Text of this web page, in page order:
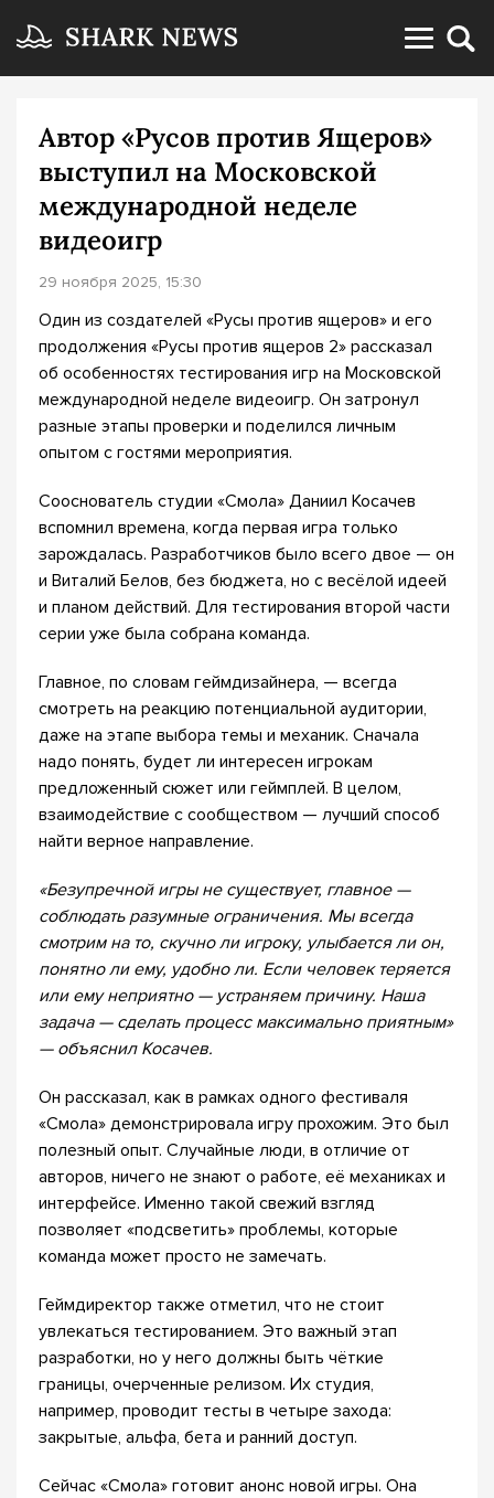
Автор «Русов против Ящеров»
выступил на Московской
международной неделе
видеоигр
29 ноября 2025, 15:30
Один из создателей «Русы против ящеров» и его
продолжения «Русы против ящеров 2» рассказал
об особенностях тестирования игр на Московской
международной неделе видеоигр. Он затронул
разные этапы проверки и поделился личным
опытом с гостями мероприятия.
Сооснователь студии «Смола» Даниил Косачев
вспомнил времена, когда первая игра только
зарождалась. Разработчиков было всего двое — он
и Виталий Белов, без бюджета, но с весёлой идеей
и планом действий. Для тестирования второй части
серии уже была собрана команда.
Главное, по словам геймдизайнера, — всегда
смотреть на реакцию потенциальной аудитории,
даже на этапе выбора темы и механик. Сначала
надо понять, будет ли интересен игрокам
предложенный сюжет или геймплей. В целом,
взаимодействие с сообществом — лучший способ
найти верное направление.
«Безупречной игры не существует, главное —
соблюдать разумные ограничения. Мы всегда
смотрим на то, скучно ли игроку, улыбается ли он,
понятно ли ему, удобно ли. Если человек теряется
или ему неприятно — устраняем причину. Наша
задача — сделать процесс максимально приятным»
— объяснил Косачев.
Он рассказал, как в рамках одного фестиваля
«Смола» демонстрировала игру прохожим. Это был
полезный опыт. Случайные люди, в отличие от
авторов, ничего не знают о работе, её механиках и
интерфейсе. Именно такой свежий взгляд
позволяет «подсветить» проблемы, которые
команда может просто не замечать.
Геймдиректор также отметил, что не стоит
увлекаться тестированием. Это важный этап
разработки, но у него должны быть чёткие
границы, очерченные релизом. Их студия,
например, проводит тесты в четыре захода:
закрытые, альфа, бета и ранний доступ.
Сейчас «Смола» готовит анонс новой игры. Она